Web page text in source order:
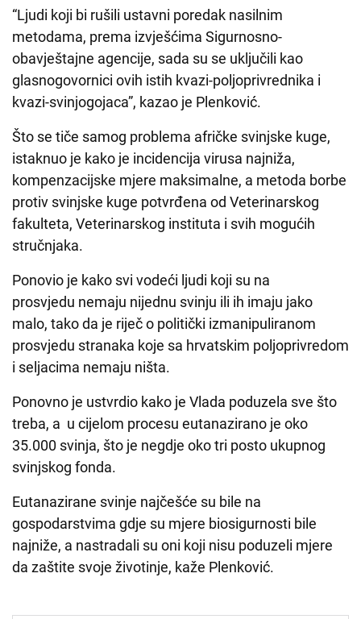
“Ljudi koji bi rušili ustavni poredak nasilnim
metodama, prema izvješćima Sigurnosno-
obavještajne agencije, sada su se uključili kao
glasnogovornici ovih istih kvazi-poljoprivrednika i
kvazi-svinjogojaca”, kazao je Plenković.
Što se tiče samog problema afričke svinjske kuge,
istaknuo je kako je incidencija virusa najniža,
kompenzacijske mjere maksimalne, a metoda borbe
protiv svinjske kuge potvrđena od Veterinarskog
fakulteta, Veterinarskog instituta i svih mogućih
stručnjaka.
Ponovio je kako svi vodeći ljudi koji su na
prosvjedu nemaju nijednu svinju ili ih imaju jako
malo, tako da je riječ o politički izmanipuliranom
prosvjedu stranaka koje sa hrvatskim poljoprivredom
i seljacima nemaju ništa.
Ponovno je ustvrdio kako je Vlada poduzela sve što
treba, a u cijelom procesu eutanazirano je oko
35.000 svinja, što je negdje oko tri posto ukupnog
svinjskog fonda.
Eutanazirane svinje najčešće su bile na
gospodarstvima gdje su mjere biosigurnosti bile
najniže, a nastradali su oni koji nisu poduzeli mjere
da zaštite svoje životinje, kaže Plenković.